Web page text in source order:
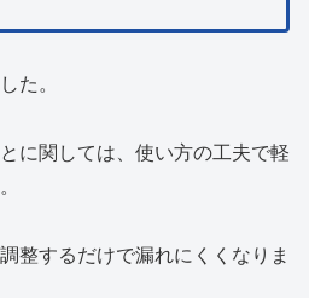
た。
に関しては、使い方の工夫で軽
整するだけで漏れにくくなりま